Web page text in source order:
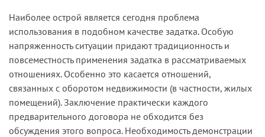
Наиболее острой является сегодня проблема
использования в подобном качестве задатка. Особую
напряженность ситуации придают традиционность и
повсеместность применения задатка в рассматриваемых
отношениях. Особенно это касается отношений,
связанных с оборотом недвижимости (в частности, жилых
помещений). Заключение практически каждого
предварительного договора не обходится без
обсуждения этого вопроса. Необходимость демонстрации